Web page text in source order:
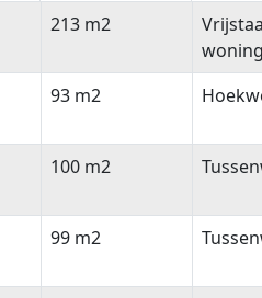
Oppervlakte
213 m2
93 m2
100 m2
99 m2